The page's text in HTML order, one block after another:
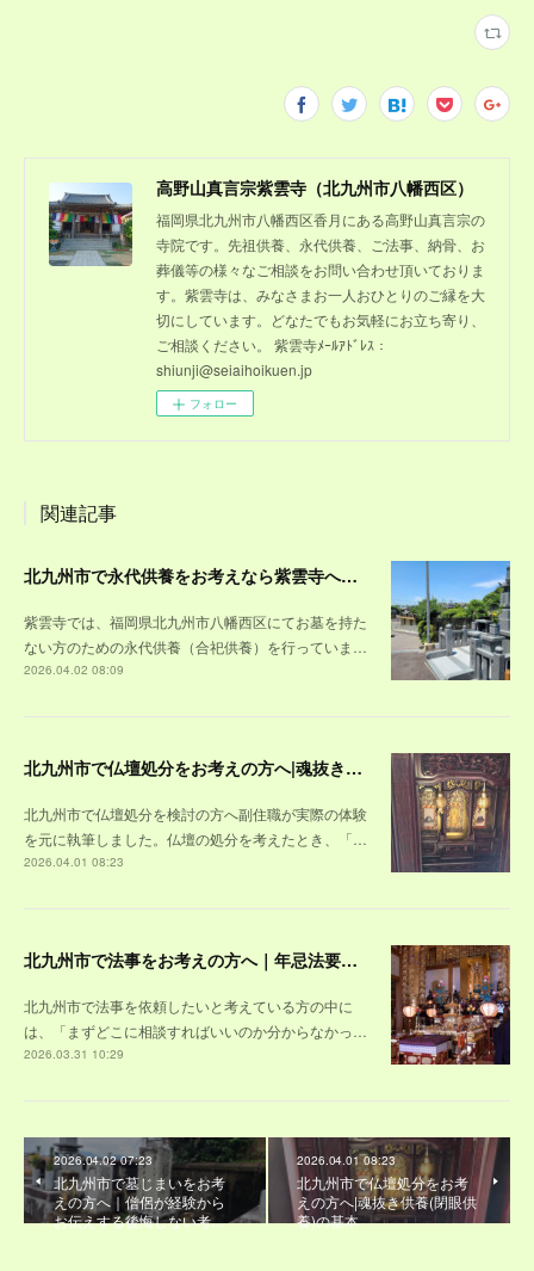
高野山真言宗紫雲寺（北九州市八幡西区）
福岡県北九州市八幡西区香月にある高野山真言宗の
寺院です。先祖供養、永代供養、ご法事、納骨、お
葬儀等の様々なご相談をお問い合わせ頂いておりま
す。紫雲寺は、みなさまお一人おひとりのご縁を大
切にしています。どなたでもお気軽にお立ち寄り、
ご相談ください。 紫雲寺ﾒｰﾙｱﾄﾞﾚｽ：
shiunji@seiaihoikuen.jp
フォロー
関連記事
北九州市で永代供養をお考えなら紫雲寺へ｜納骨方法と費用を解説
紫雲寺では、福岡県北九州市八幡西区にてお墓を持た
ない方のための永代供養（合祀供養）を行っていま…
2026.04.02 08:09
北九州市で仏壇処分をお考えの方へ|魂抜き供養(閉眼供養)の基本
北九州市で仏壇処分を検討の方へ副住職が実際の体験
を元に執筆しました。仏壇の処分を考えたとき、「…
2026.04.01 08:23
北九州市で法事をお考えの方へ｜年忌法要の流れや費用・準備を安心して分かるご案内
北九州市で法事を依頼したいと考えている方の中に
は、「まずどこに相談すればいいのか分からなかっ…
2026.03.31 10:29
2026.04.02 07:23
北九州市で墓じまいをお考
えの方へ｜僧侶が経験から
お伝えする後悔しない考…
2026.04.01 08:23
北九州市で仏壇処分をお考
えの方へ|魂抜き供養(閉眼供
養)の基本